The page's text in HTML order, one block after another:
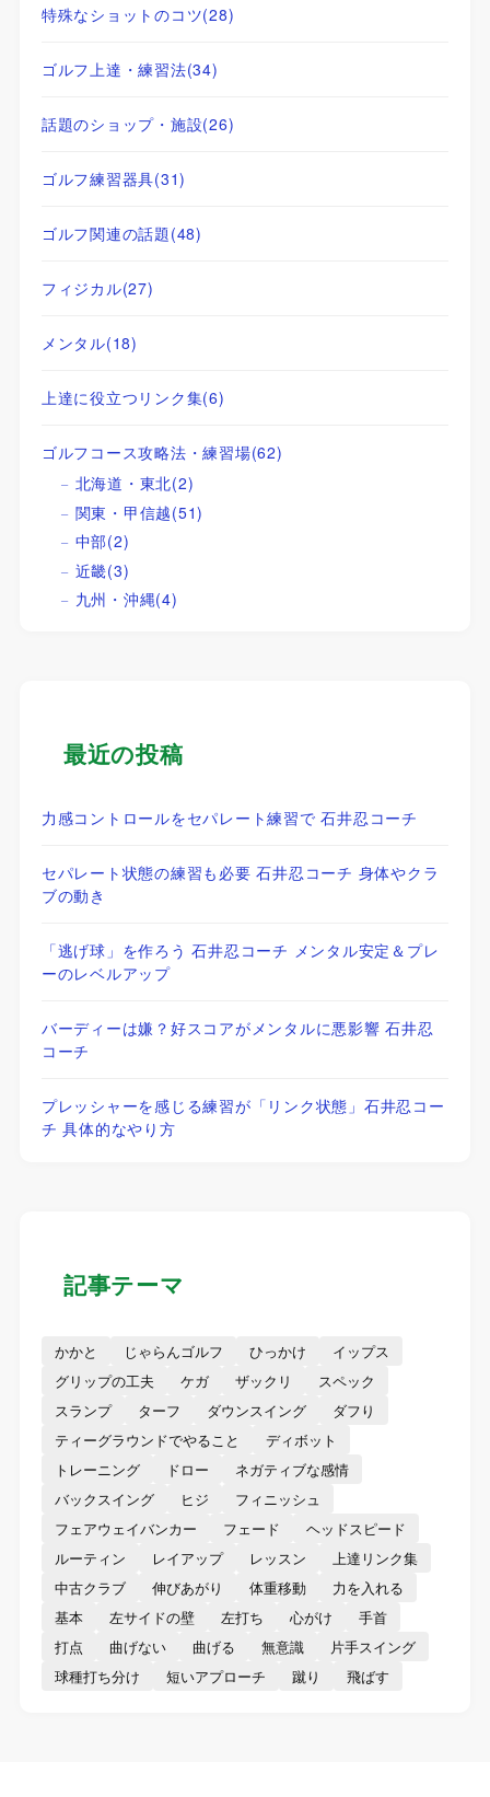
特殊なショットのコツ(28)
ゴルフ上達・練習法(34)
話題のショップ・施設(26)
ゴルフ練習器具(31)
ゴルフ関連の話題(48)
フィジカル(27)
メンタル(18)
上達に役立つリンク集(6)
ゴルフコース攻略法・練習場(62)
北海道・東北(2)
関東・甲信越(51)
中部(2)
近畿(3)
九州・沖縄(4)
最近の投稿
力感コントロールをセパレート練習で 石井忍コーチ
セパレート状態の練習も必要 石井忍コーチ 身体やクラ
ブの動き
「逃げ球」を作ろう 石井忍コーチ メンタル安定＆プレ
ーのレベルアップ
バーディーは嫌？好スコアがメンタルに悪影響 石井忍
コーチ
プレッシャーを感じる練習が「リンク状態」石井忍コー
チ 具体的なやり方
記事テーマ
かかと じゃらんゴルフ ひっかけ
イップス
グリップの工夫
ケガ ザックリ
スペック
スランプ
ターフ ダウンスイング
ダフり
ティーグラウンドでやること
ディボット
トレーニング
ドロー
ネガティブな感情
バックスイング
ヒジ
フィニッシュ
フェアウェイバンカー
フェード
ヘッドスピード
ルーティン
レイアップ レッスン
上達リンク集
中古クラブ
伸びあがり 体重移動
力を入れる
基本
左サイドの壁 左打ち 心がけ
手首
打点
曲げない 曲げる 無意識
片手スイング
球種打ち分け
短いアプローチ 蹴り 飛ばす